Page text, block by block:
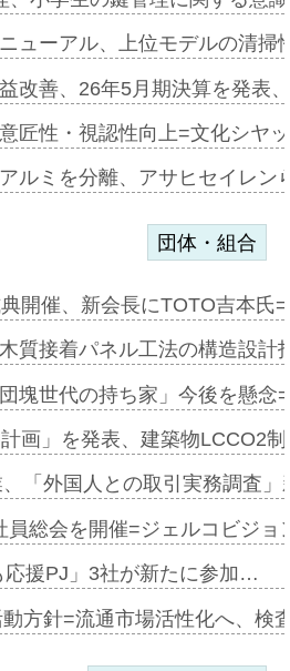
ニューアル、上位モデルの清
改善、26年5月期決算を発表
匠性・視認性向上=文化シヤ
ルミを分離、アサヒセイレ
団体・組合
開催、新会長にTOTO吉本氏
質接着パネル工法の構造設
塊世代の持ち家」今後を懸
画」を発表、建築物LCCO2
「外国人との取引実務調査
員総会を開催=ジェルコビジ
応援PJ」3社が新たに参加…
方針=流通市場活性化へ、検